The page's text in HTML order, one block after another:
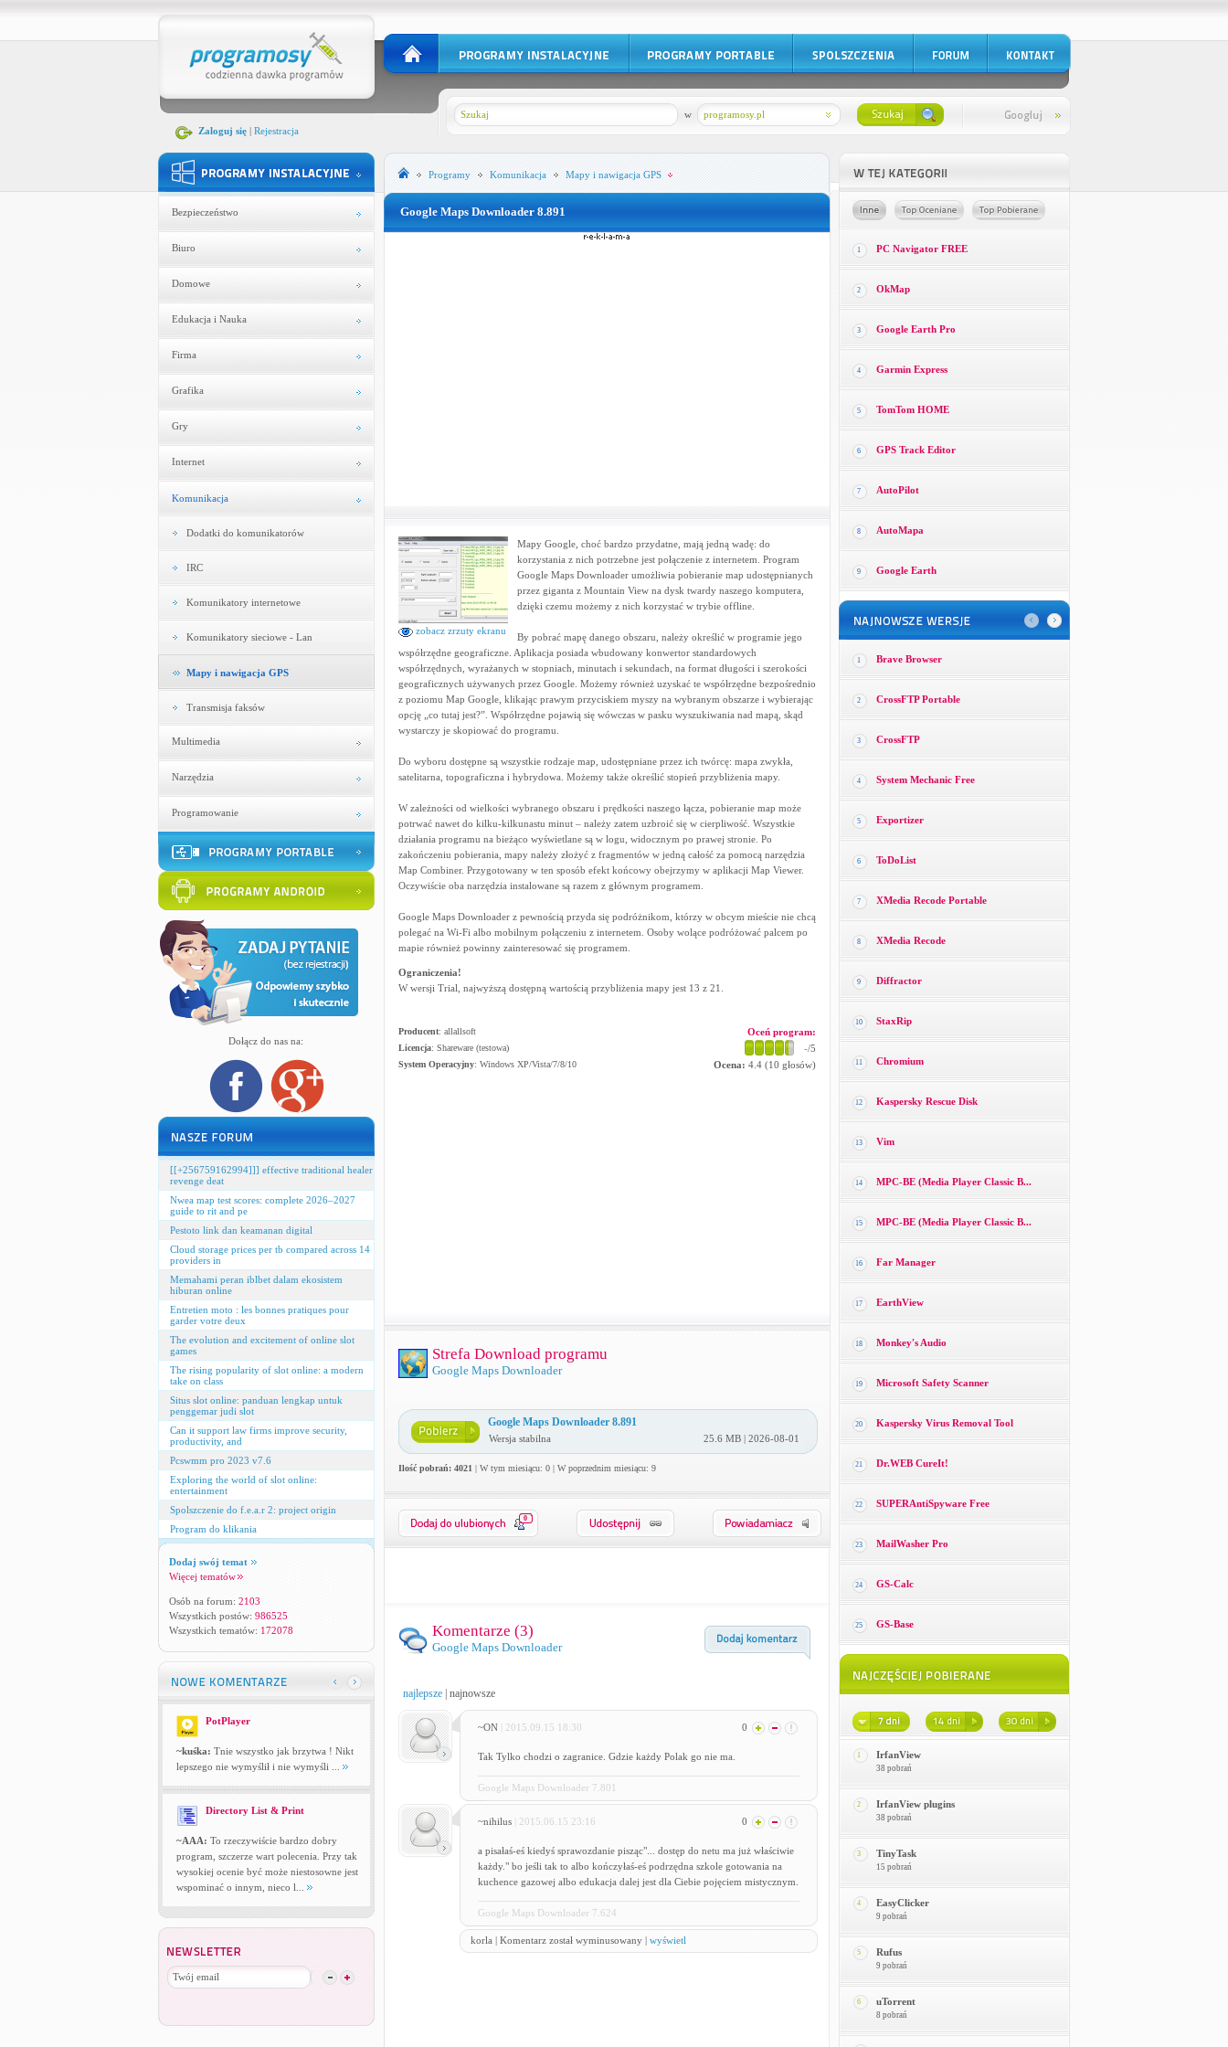
Zaloguj się| Rejestracja
programosy.pl
w
Bezpieczeństwo
Biuro
Domowe
Edukacja i Nauka
Firma
Grafika
Gry
Internet
Komunikacja
Dodatki do komunikatorów
IRC
Komunikatory internetowe
Komunikatory sieciowe - Lan
Mapy i nawigacja GPS
Transmisja faksów
Multimedia
Narzędzia
Programowanie
Dołącz do nas na:
[[+256759162994]]] effective traditional healer
revenge deat
Nwea map test scores: complete 2026–2027
guide to rit and pe
Pestoto link dan keamanan digital
Cloud storage prices per tb compared across 14
providers in
Memahami peran iblbet dalam ekosistem
hiburan online
Entretien moto : les bonnes pratiques pour
garder votre deux
The evolution and excitement of online slot
games
The rising popularity of slot online: a modern
take on class
Situs slot online: panduan lengkap untuk
penggemar judi slot
Can it support law firms improve security,
productivity, and
Pcswmm pro 2023 v7.6
Exploring the world of slot online:
entertainment
Spolszczenie do f.e.a.r 2: project origin
Program do klikania
Dodaj swój temat
Więcej tematów
Osób na forum: 2103
Wszystkich postów: 986525
Wszystkich tematów: 172078
PotPlayer
~kuśka: Tnie wszystko jak brzytwa ! Nikt
lepszego nie wymyślił i nie wymyśli ...
Directory List & Print
~AAA: To rzeczywiście bardzo dobry
program, szczerze wart polecenia. Przy tak
wysokiej ocenie być może niestosowne jest
wspominać o innym, nieco l...
Programy Komunikacja Mapy i nawigacja GPS
Google Maps Downloader 8.891
zobacz zrzuty ekranu
Mapy Google, choć bardzo przydatne, mają jedną wadę: do
korzystania z nich potrzebne jest połączenie z internetem. Program
Google Maps Downloader umożliwia pobieranie map udostępnianych
przez giganta z Mountain View na dysk twardy naszego komputera,
dzięki czemu możemy z nich korzystać w trybie offline.
By pobrać mapę danego obszaru, należy określić w programie jego
współrzędne geograficzne. Aplikacja posiada wbudowany konwertor standardowych
współrzędnych, wyrażanych w stopniach, minutach i sekundach, na format długości i szerokości
geograficznych używanych przez Google. Możemy również uzyskać te współrzędne bezpośrednio
z poziomu Map Google, klikając prawym przyciskiem myszy na wybranym obszarze i wybierając
opcję „co tutaj jest?”. Współrzędne pojawią się wówczas w pasku wyszukiwania nad mapą, skąd
wystarczy je skopiować do programu.
Do wyboru dostępne są wszystkie rodzaje map, udostępniane przez ich twórcę: mapa zwykła,
satelitarna, topograficzna i hybrydowa. Możemy także określić stopień przybliżenia mapy.
W zależności od wielkości wybranego obszaru i prędkości naszego łącza, pobieranie map może
potrwać nawet do kilku-kilkunastu minut – należy zatem uzbroić się w cierpliwość. Wszystkie
działania programu na bieżąco wyświetlane są w logu, widocznym po prawej stronie. Po
zakończeniu pobierania, mapy należy złożyć z fragmentów w jedną całość za pomocą narzędzia
Map Combiner. Przygotowany w ten sposób efekt końcowy obejrzymy w aplikacji Map Viewer.
Oczywiście oba narzędzia instalowane są razem z głównym programem.
Google Maps Downloader z pewnością przyda się podróżnikom, którzy w obcym mieście nie chcą
polegać na Wi-Fi albo mobilnym połączeniu z internetem. Osoby wolące podróżować palcem po
mapie również powinny zainteresować się programem.
Ograniczenia!
W wersji Trial, najwyższą dostępną wartością przybliżenia mapy jest 13 z 21.
Producent: allallsoft
Licencja: Shareware (testowa)
System Operacyjny: Windows XP/Vista/7/8/10
Oceń program:
-/5
Ocena: 4.4(10 głosów)
Strefa Download programu
Google Maps Downloader
Google Maps Downloader 8.891
Wersja stabilna 25.6 MB | 2026-08-01
Ilość pobrań: 4021 | W tym miesiącu: 0 | W poprzednim miesiącu: 9
0
Komentarze (3)
Google Maps Downloader
najlepsze| najnowsze
~ON | 2015.09.15 18:30 0
Tak Tylko chodzi o zagranice. Gdzie każdy Polak go nie ma.
Google Maps Downloader 7.801
~nihilus | 2015.06.15 23:16 0
a pisałaś-eś kiedyś sprawozdanie pisząc"... dostęp do netu ma już właściwie
każdy." bo jeśli tak to albo kończyłaś-eś podrzędna szkole gotowania na
kuchence gazowej albo edukacja dalej jest dla Ciebie pojęciem mistycznym.
Google Maps Downloader 7.624
korla | Komentarz został wyminusowany | wyświetl
1 PC Navigator FREE
2 OkMap
3 Google Earth Pro
4 Garmin Express
5 TomTom HOME
6 GPS Track Editor
7 AutoPilot
8 AutoMapa
9 Google Earth
1 Brave Browser
2 CrossFTP Portable
3 CrossFTP
4 System Mechanic Free
5 Exportizer
6 ToDoList
7 XMedia Recode Portable
8 XMedia Recode
9 Diffractor
10 StaxRip
11 Chromium
12 Kaspersky Rescue Disk
13 Vim
14 MPC-BE (Media Player Classic B...
15 MPC-BE (Media Player Classic B...
16 Far Manager
17 EarthView
18 Monkey′s Audio
19 Microsoft Safety Scanner
20 Kaspersky Virus Removal Tool
21 Dr.WEB CureIt!
22 SUPERAntiSpyware Free
23 MailWasher Pro
24 GS-Calc
25 GS-Base
1 IrfanView
38 pobrań
2 IrfanView plugins
38 pobrań
3 TinyTask
15 pobrań
4 EasyClicker
9 pobrań
5 Rufus
9 pobrań
6 uTorrent
8 pobrań